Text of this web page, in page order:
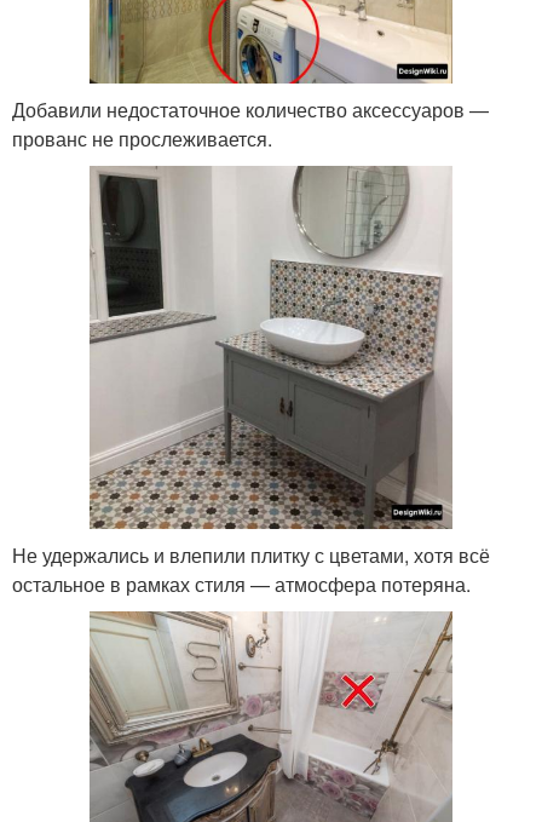
Добавили недостаточное количество аксессуаров —
прованс не прослеживается.
Не удержались и влепили плитку с цветами, хотя всё
остальное в рамках стиля — атмосфера потеряна.